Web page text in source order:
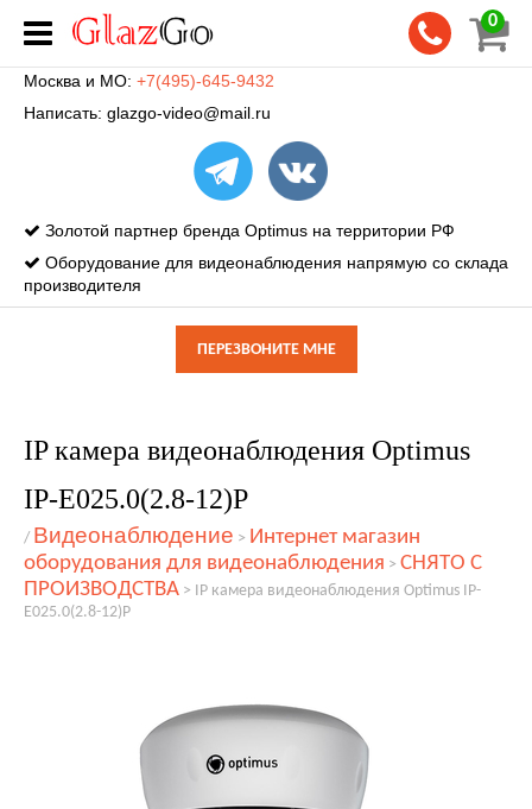
0
Москва и МО: +7(495)-645-9432
Написать: glazgo-video@mail.ru
Золотой партнер бренда Optimus на территории РФ
Оборудование для видеонаблюдения напрямую со склада
производителя
ПЕРЕЗВОНИТЕ МНЕ
IP камера видеонаблюдения Optimus
IP-E025.0(2.8-12)P
/ Видеонаблюдение > Интернет магазин
оборудования для видеонаблюдения > СНЯТО С
ПРОИЗВОДСТВА > IP камера видеонаблюдения Optimus IP-
E025.0(2.8-12)P